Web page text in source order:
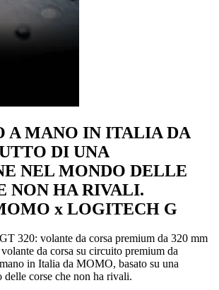
A MANO IN ITALIA DA
DI UNA
NEL MONDO DELLE
NON HA RIVALI.
x LOGITECH G
320: volante da corsa premium da 320 mm
da corsa su circuito premium da
in Italia da MOMO, basato su una
delle corse che non ha rivali.